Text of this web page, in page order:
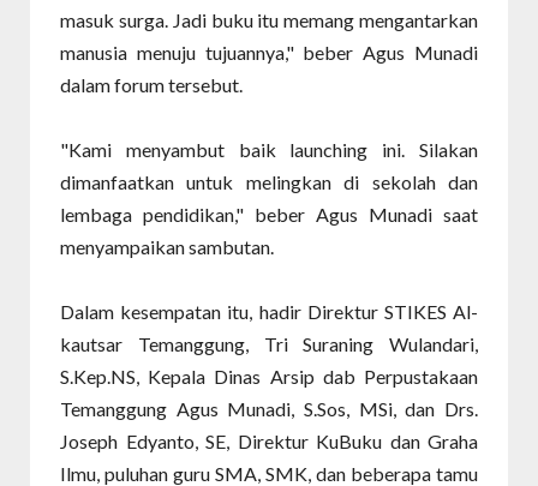
masuk surga. Jadi buku itu memang mengantarkan
manusia menuju tujuannya," beber Agus Munadi
dalam forum tersebut.
"Kami menyambut baik launching ini. Silakan
dimanfaatkan untuk melingkan di sekolah dan
lembaga pendidikan," beber Agus Munadi saat
menyampaikan sambutan.
Dalam kesempatan itu, hadir Direktur STIKES Al-
kautsar Temanggung, Tri Suraning Wulandari,
S.Kep.NS, Kepala Dinas Arsip dab Perpustakaan
Temanggung Agus Munadi, S.Sos, MSi, dan Drs.
Joseph Edyanto, SE, Direktur KuBuku dan Graha
Ilmu, puluhan guru SMA, SMK, dan beberapa tamu